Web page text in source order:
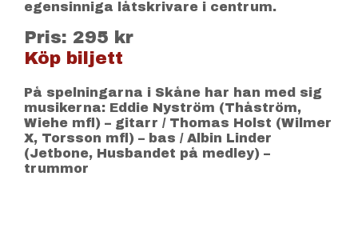
egensinniga låtskrivare i centrum.
Pris: 295 kr
Köp biljett
På spelningarna i Skåne har han med sig
musikerna: Eddie Nyström (Thåström,
Wiehe mfl) – gitarr / Thomas Holst (Wilmer
X, Torsson mfl) – bas / Albin Linder
(Jetbone, Husbandet på medley) –
trummor